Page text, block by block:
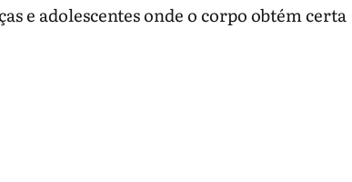
e adolescentes onde o corpo obtém certa